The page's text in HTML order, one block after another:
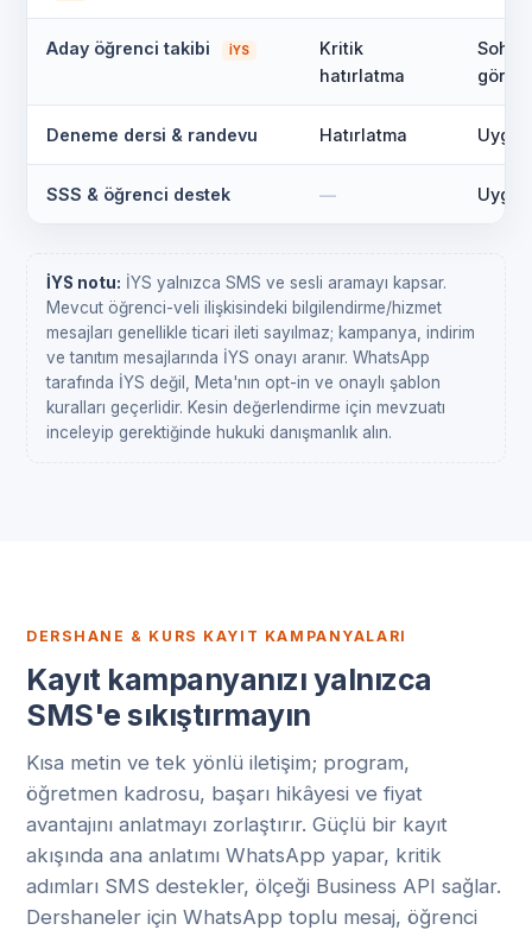
Sesli Arama
İYS Fiyatları
Aday öğrenci takibi İYS
Kritik
hatırlatma
Deneme dersi & randevu Hatırlatma Uygun
SSS & öğrenci destek — Uygun
İYS notu: İYS yalnızca SMS ve sesli aramayı kapsar.
Mevcut öğrenci-veli ilişkisindeki bilgilendirme/hizmet
mesajları genellikle ticari ileti sayılmaz; kampanya, indirim
ve tanıtım mesajlarında İYS onayı aranır. WhatsApp
tarafında İYS değil, Meta'nın opt-in ve onaylı şablon
kuralları geçerlidir. Kesin değerlendirme için mevzuatı
inceleyip gerektiğinde hukuki danışmanlık alın.
DERSHANE & KURS KAYIT KAMPANYALARI
Kayıt kampanyanızı yalnızca
SMS'e sıkıştırmayın
Kısa metin ve tek yönlü iletişim; program,
öğretmen kadrosu, başarı hikâyesi ve fiyat
avantajını anlatmayı zorlaştırır. Güçlü bir kayıt
akışında ana anlatımı WhatsApp yapar, kritik
adımları SMS destekler, ölçeği Business API sağlar.
Dershaneler için WhatsApp toplu mesaj, öğrenci